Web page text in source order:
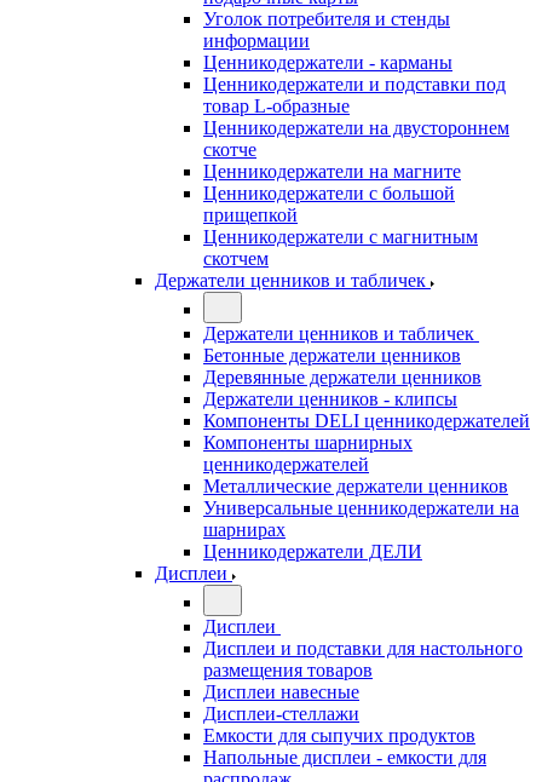
Уголок потребителя и стенды
информации
Ценникодержатели - карманы
Ценникодержатели и подставки под
товар L-образные
Ценникодержатели на двустороннем
скотче
Ценникодержатели на магните
Ценникодержатели с большой
прищепкой
Ценникодержатели с магнитным
скотчем
Держатели ценников и табличек
Держатели ценников и табличек
Бетонные держатели ценников
Деревянные держатели ценников
Держатели ценников - клипсы
Компоненты DELI ценникодержателей
Компоненты шарнирных
ценникодержателей
Металлические держатели ценников
Универсальные ценникодержатели на
шарнирах
Ценникодержатели ДЕЛИ
Дисплеи
Дисплеи
Дисплеи и подставки для настольного
размещения товаров
Дисплеи навесные
Дисплеи-стеллажи
Емкости для сыпучих продуктов
Напольные дисплеи - емкости для